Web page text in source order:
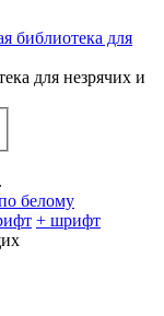
белому
+ шрифт